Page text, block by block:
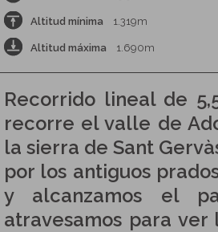
Altitud mínima 1.319m
Altitud máxima 1.690m
Recorrido lineal de
recorre el valle de
la sierra de Sant
por los antiguos
y alcanzamos el
atravesamos para